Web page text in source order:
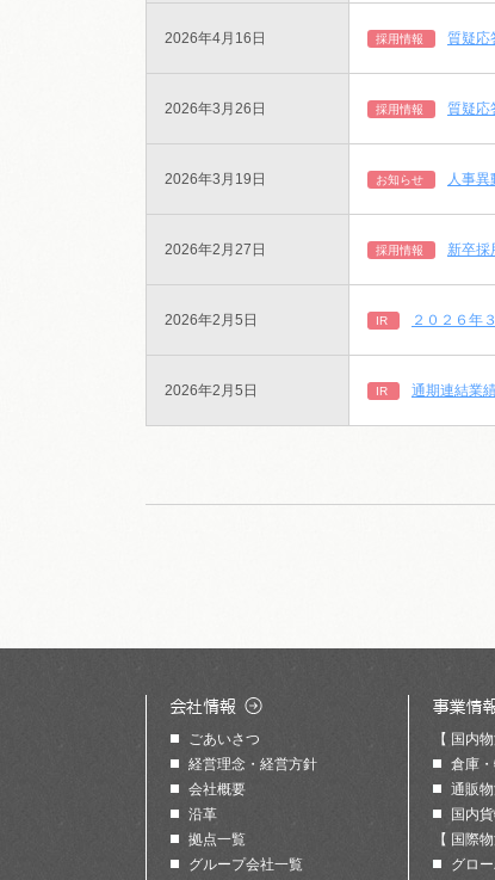
2026年4月16日 採用情報 質疑応
2026年3月26日 採用情報 質疑応
2026年3月19日 お知らせ 人事
2026年2月27日 採用情報 新卒採
2026年2月5日 IR ２０２６年
2026年2月5日 IR 通期連結業
ごあいさつ
経営理念・経営方針
会社概要
沿革
拠点一覧
グループ会社一覧
【 国内物
倉庫
通販
国内
【 国際物
グロ